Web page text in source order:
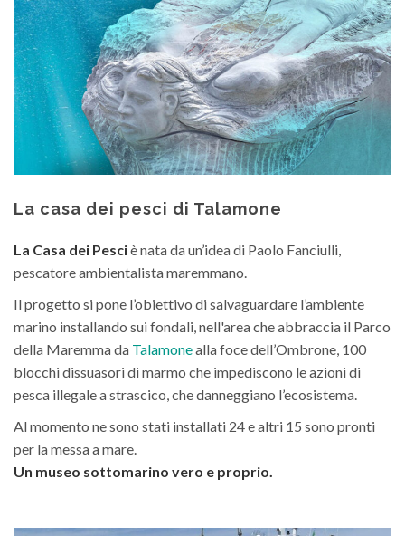
La casa dei pesci di Talamone
La Casa dei Pesciè nata da un’idea di Paolo Fanciulli,
pescatore ambientalista maremmano.
Il progetto si pone l’obiettivo di salvaguardare l’ambiente
marino installando sui fondali, nell'area che abbraccia il Parco
della Maremma da Talamonealla foce dell’Ombrone, 100
blocchi dissuasori di marmo che impediscono le azioni di
pesca illegale a strascico, che danneggiano l’ecosistema.
Al momento ne sono stati installati 24 e altri 15 sono pronti
per la messa a mare.
Un museo sottomarino vero e proprio.